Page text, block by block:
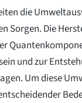
die
Sorgen. Die
und zur
Um diese